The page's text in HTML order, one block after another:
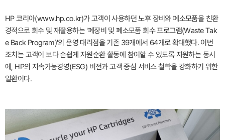
HP 코리아(www.hp.co.kr)가 고객이 사용하던 노후 장비와 폐소모품을 친환
경적으로 회수 및 재활용하는 '폐장비 및 폐소모품 회수 프로그램(Waste Tak
e Back Program)'의 운영 대리점을 기존 39개에서 64개로 확대했다. 이번
조치는 고객이 보다 손쉽게 자원순환 활동에 참여할 수 있도록 지원하는 동시
에, HP의 지속가능경영(ESG) 비전과 고객 중심 서비스 철학을 강화하기 위한
일환이다.